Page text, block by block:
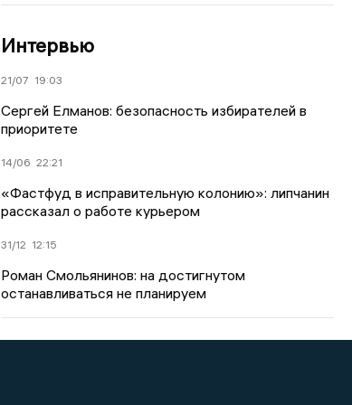
Интервью
21/07 19:03
Сергей Елманов: безопасность избирателей в
приоритете
14/06 22:21
«Фастфуд в исправительную колонию»: липчанин
рассказал о работе курьером
31/12 12:15
Роман Смольянинов: на достигнутом
останавливаться не планируем